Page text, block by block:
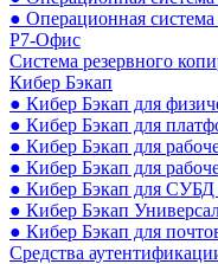
● Операционная
Р7-Офис
Система резервного
Кибер Бэкап
● Кибер Бэкап для
● Кибер Бэкап для
● Кибер Бэкап для
● Кибер Бэкап для
● Кибер Бэкап для СУБД
● Кибер Бэкап
● Кибер Бэкап для
Средства